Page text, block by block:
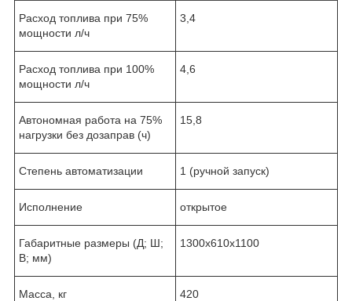
Расход топлива при 75%
мощности л/ч
3,4
Расход топлива при 100%
мощности л/ч
4,6
Автономная работа на 75%
нагрузки без дозаправ (ч)
15,8
Степень автоматизации 1 (ручной запуск)
Исполнение открытое
Габаритные размеры (Д; Ш;
В; мм)
1300x610x1100
Масса, кг 420